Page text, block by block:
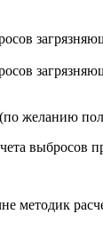
желанию
методик